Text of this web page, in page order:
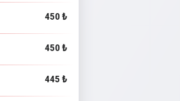
450 ₺
450 ₺
445 ₺